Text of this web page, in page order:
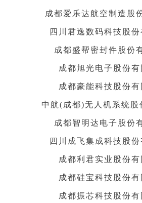
成都爱乐达航空制造股
四川君逸数码科技股份
成都盛帮密封件股份
成都旭光电子股份有
成都豪能科技股份有
中航(成都)无人机系统股
成都智明达电子股份
四川成飞集成科技股份
成都利君实业股份有
成都硅宝科技股份有
成都振芯科技股份有